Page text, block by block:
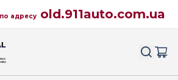
адресу old.911auto.com.ua